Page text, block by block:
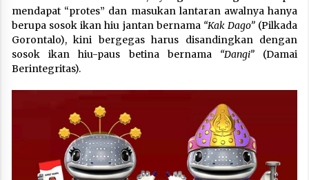
mendapat “protes” dan masukan lantaran awalnya hanya
berupa sosok ikan hiu jantan bernama “Kak Dago”(Pilkada
Gorontalo), kini bergegas harus disandingkan dengan
sosok ikan hiu-paus betina bernama “Dangi”(Damai
Berintegritas).